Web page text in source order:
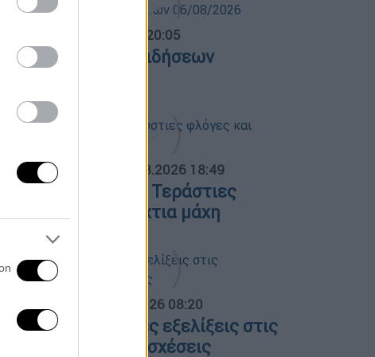
06.08.2026 20:05
Κεντρικό δελτίο ειδήσεων
ΑΠΟΣΠΑΣΜΑΤΑ... 06.08.2026 18:49
Φωτιά στη Σκύρο: Τεράστιες
φλόγες και ολονύχτια μάχη
06.08.2026 08:20
Όλες οι τελευταίες εξελίξεις στις
ελληνοτουρκικές σχέσεις